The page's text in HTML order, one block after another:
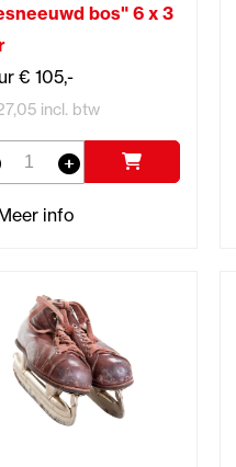
bos" 6 x 3
€ 105,-
incl. btw
info